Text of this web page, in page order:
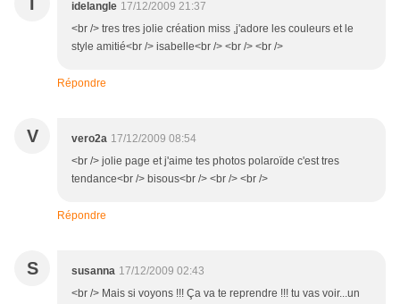
idelangle 17/12/2009 21:37
<br /> tres tres jolie création miss ,j'adore les couleurs et le
style amitié<br /> isabelle<br /> <br /> <br />
Répondre
V vero2a 17/12/2009 08:54
<br /> jolie page et j'aime tes photos polaroïde c'est tres
tendance<br /> bisous<br /> <br /> <br />
Répondre
S susanna 17/12/2009 02:43
<br /> Mais si voyons !!! Ça va te reprendre !!! tu vas voir...un